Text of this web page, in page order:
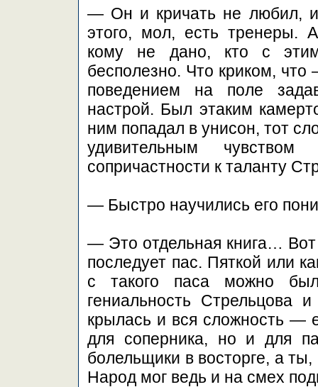
— Он и кричать не любил,
этого, мол, есть тренеры.
кому не дано, кто с
бесполезно. Что криком,
поведением на поле
настрой. Был этаким
ним попадал в унисон, тот
удивительным
сопричастности к таланту
— Быстро научились его
— Это отдельная книга…
последует пас. Пяткой или
с такого паса можно
гениальность Стрельцова
крылась и вся сложность —
для соперника, но и для
болельщики в восторге, а
Народ мог ведь и на смех